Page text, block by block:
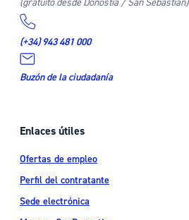
(gratuito desde Donostia / San Sebastián)
(+34) 943 481 000
Buzón de la ciudadanía
Enlaces útiles
Ofertas de empleo
Perfil del contratante
Sede electrónica